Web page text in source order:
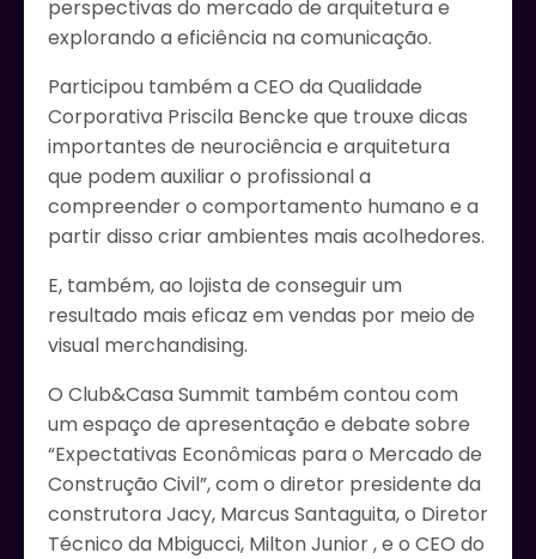
perspectivas do mercado de arquitetura e
explorando a eficiência na comunicação.
Participou também a CEO da Qualidade
Corporativa Priscila Bencke que trouxe dicas
importantes de neurociência e arquitetura
que podem auxiliar o profissional a
compreender o comportamento humano e a
partir disso criar ambientes mais acolhedores.
E, também, ao lojista de conseguir um
resultado mais eficaz em vendas por meio de
visual merchandising.
O Club&Casa Summit também contou com
um espaço de apresentação e debate sobre
“Expectativas Econômicas para o Mercado de
Construção Civil”, com o diretor presidente da
construtora Jacy, Marcus Santaguita, o Diretor
Técnico da Mbigucci, Milton Junior , e o CEO do